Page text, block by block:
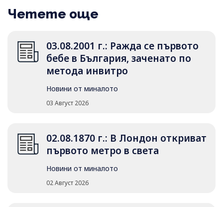
Четете още
03.08.2001 г.: Ражда се първото
бебе в България, заченато по
метода инвитро
Новини от миналото
03 Август 2026
02.08.1870 г.: В Лондон откриват
първото метро в света
Новини от миналото
02 Август 2026